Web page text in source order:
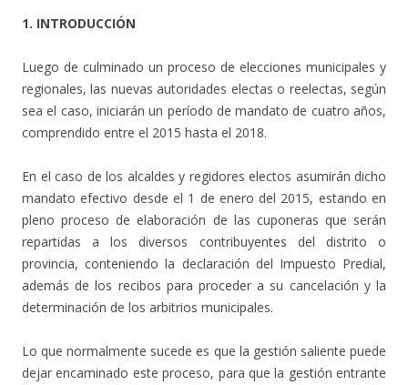
1. INTRODUCCIÓN
Luego de culminado un proceso de elecciones municipales y
regionales, las nuevas autoridades electas o reelectas, según
sea el caso, iniciarán un período de mandato de cuatro años,
comprendido entre el 2015 hasta el 2018.
En el caso de los alcaldes y regidores electos asumirán dicho
mandato efectivo desde el 1 de enero del 2015, estando en
pleno proceso de elaboración de las cuponeras que serán
repartidas a los diversos contribuyentes del distrito o
provincia, conteniendo la declaración del Impuesto Predial,
además de los recibos para proceder a su cancelación y la
determinación de los arbitrios municipales.
Lo que normalmente sucede es que la gestión saliente puede
dejar encaminado este proceso, para que la gestión entrante